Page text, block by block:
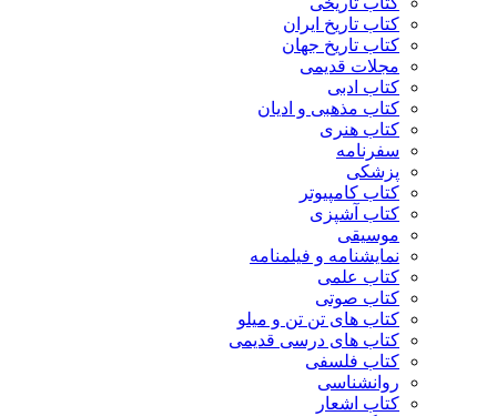
کتاب تاریخ ایران
کتاب تاریخ جهان
مجلات قدیمی
کتاب ادبی
کتاب مذهبی و ادیان
کتاب هنری
سفرنامه
پزشکی
کتاب کامپیوتر
کتاب آشپزی
موسیقی
نمایشنامه و فیلمنامه
کتاب علمی
کتاب صوتی
کتاب های تن تن و میلو
کتاب های درسی قدیمی
کتاب فلسفی
روانشناسی
کتاب اشعار